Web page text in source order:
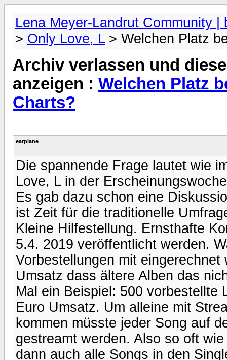
Lena Meyer-Landrut Community |
> Only Love, L> Welchen Platz
Archiv verlassen und
anzeigen : Welchen Platz
Charts?
earplane
Die spannende Frage lautet wie
Love, L in der
Es gab dazu schon eine
ist Zeit für die traditionelle
Kleine Hilfestellung. Ernsthafte
5.4. 2019 veröffentlicht werden.
Vorbestellungen mit
Umsatz dass ältere Alben das
Mal ein Beispiel: 500 vorbestellte
Euro Umsatz. Um alleine mit
kommen müsste jeder Song auf
gestreamt werden. Also so oft
dann auch alle Songs in den